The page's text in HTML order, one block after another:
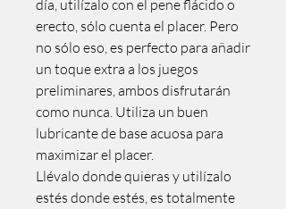
día, utilízalo con el pene flácido o
erecto, sólo cuenta el placer. Pero
no sólo eso, es perfecto para añadir
un toque extra a los juegos
preliminares, ambos disfrutarán
como nunca. Utiliza un buen
lubricante de base acuosa para
maximizar el placer.
Llévalo donde quieras y utilízalo
estés donde estés, es totalmente